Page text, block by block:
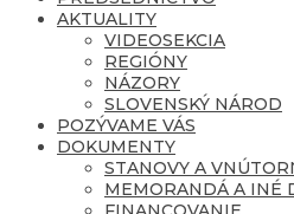
AKTUALITY
VIDEOSEKCIA
REGIÓNY
NÁZORY
SLOVENSKÝ NÁROD
POZÝVAME VÁS
DOKUMENTY
STANOVY A
MEMORANDÁ A INÉ